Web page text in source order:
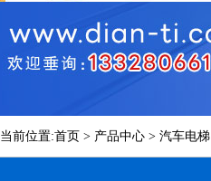
当前位置:首页 > 产品中心 > 汽车电梯